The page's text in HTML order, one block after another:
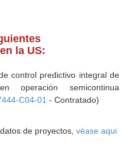
la US:
control predictivo integral de
operación semicontinua
C04-01 - Contratado)
de proyectos, véase aqui